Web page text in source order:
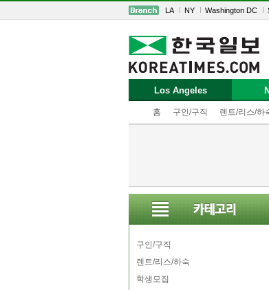
LA NY Washington DC
Los Angeles
홈 구인/구직 렌트/리스/하
구인/구직
렌트/리스/하숙
학생모집